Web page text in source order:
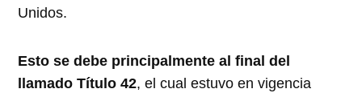
Unidos.
Esto se debe principalmente al final del
llamado Título 42, el cual estuvo en vigencia